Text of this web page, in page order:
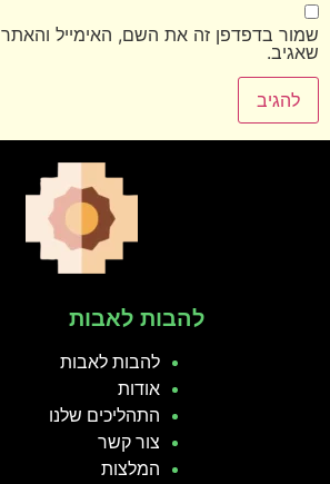
שמור בדפדפן זה את השם, האימייל
שאגיב.
להבות לאבות
להבות לאבות
אודות
התהליכים שלנו
צור קשר
המלצות